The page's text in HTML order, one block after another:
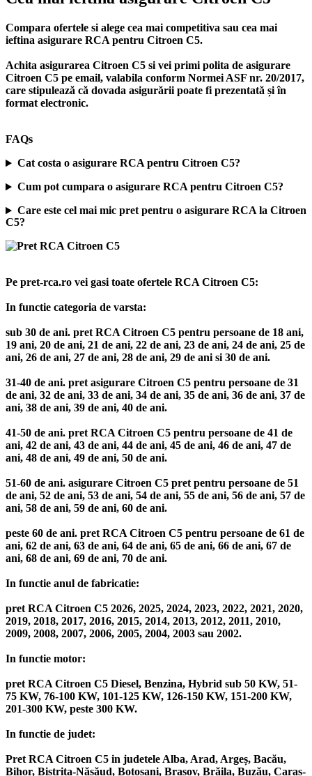
Compara ofertele si alege cea mai competitiva sau cea mai
ieftina asigurare RCA pentru Citroen C5.
Achita asigurarea Citroen C5 si vei primi polita de asigurare
Citroen C5 pe email, valabila conform Normei ASF nr. 20/2017,
care stipulează că dovada asigurării poate fi prezentată și în
format electronic.
FAQs
Cat costa o asigurare RCA pentru Citroen C5?
Cum pot cumpara o asigurare RCA pentru Citroen C5?
Care este cel mai mic pret pentru o asigurare RCA la Citroen
C5?
Pe pret-rca.ro vei gasi toate ofertele RCA Citroen C5:
In functie categoria de varsta:
sub 30 de ani. pret RCA Citroen C5 pentru persoane de 18 ani,
19 ani, 20 de ani, 21 de ani, 22 de ani, 23 de ani, 24 de ani, 25 de
ani, 26 de ani, 27 de ani, 28 de ani, 29 de ani si 30 de ani.
31-40 de ani. pret asigurare Citroen C5 pentru persoane de 31
de ani, 32 de ani, 33 de ani, 34 de ani, 35 de ani, 36 de ani, 37 de
ani, 38 de ani, 39 de ani, 40 de ani.
41-50 de ani. pret RCA Citroen C5 pentru persoane de 41 de
ani, 42 de ani, 43 de ani, 44 de ani, 45 de ani, 46 de ani, 47 de
ani, 48 de ani, 49 de ani, 50 de ani.
51-60 de ani. asigurare Citroen C5 pret pentru persoane de 51
de ani, 52 de ani, 53 de ani, 54 de ani, 55 de ani, 56 de ani, 57 de
ani, 58 de ani, 59 de ani, 60 de ani.
peste 60 de ani. pret RCA Citroen C5 pentru persoane de 61 de
ani, 62 de ani, 63 de ani, 64 de ani, 65 de ani, 66 de ani, 67 de
ani, 68 de ani, 69 de ani, 70 de ani.
In functie anul de fabricatie:
pret RCA Citroen C5 2026, 2025, 2024, 2023, 2022, 2021, 2020,
2019, 2018, 2017, 2016, 2015, 2014, 2013, 2012, 2011, 2010,
2009, 2008, 2007, 2006, 2005, 2004, 2003 sau 2002.
In functie motor:
pret RCA Citroen C5 Diesel, Benzina, Hybrid sub 50 KW, 51-
75 KW, 76-100 KW, 101-125 KW, 126-150 KW, 151-200 KW,
201-300 KW, peste 300 KW.
In functie de judet:
Pret RCA Citroen C5 in judetele Alba, Arad, Argeș, Bacău,
Bihor, Bistrița-Năsăud, Botoșani, Brașov, Brăila, Buzău, Caraș-